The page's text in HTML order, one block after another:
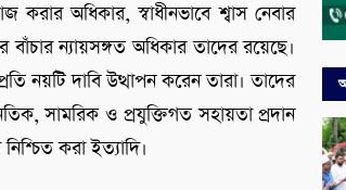
অধিকার, স্বাধীনভাবে শ্বাস নেবার
ন্যায়সঙ্গত অধিকার তাদের রয়েছে।
নয়টি দাবি উত্থাপন করেন তারা। তাদের
সামরিক ও প্রযুক্তিগত সহায়তা প্রদান
করা ইত্যাদি।